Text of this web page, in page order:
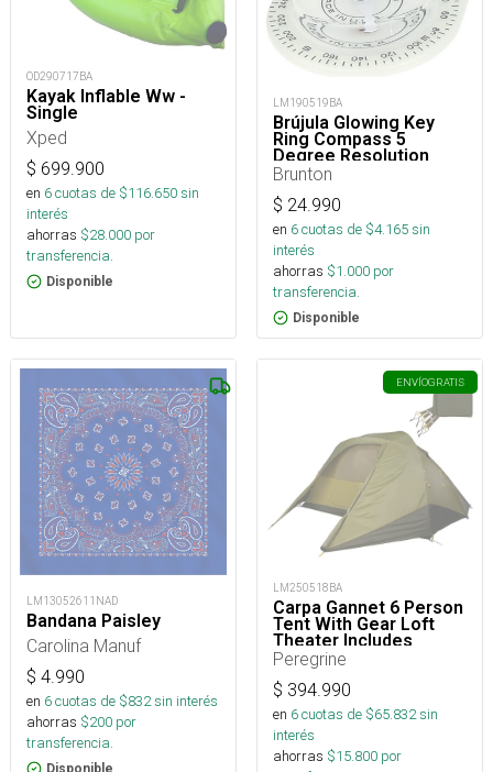
OD290717BA
Kayak Inflable Ww -
Single
Xped
$ 699.900
en 6cuotas de $116.650sin
interés
ahorras $28.000 por
transferencia.
Disponible
LM190519BA
Brújula Glowing Key
Ring Compass 5
Degree Resolution
Brunton
$ 24.990
en 6cuotas de $4.165sin
interés
ahorras $1.000 por
transferencia.
Disponible
LM13052611NAD
Bandana Paisley
Carolina Manuf
$ 4.990
en 6cuotas de $832sin interés
ahorras $200 por
transferencia.
Disponible
ENVÍOGRATIS
LM250518BA
Carpa Gannet 6 Person
Tent With Gear Loft
Theater Includes
Footprint
Peregrine
$ 394.990
en 6cuotas de $65.832sin
interés
ahorras $15.800 por